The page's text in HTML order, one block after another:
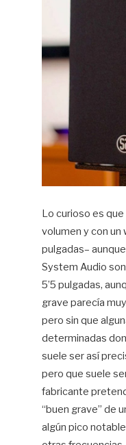
Lo curioso es
volumen y con un
pulgadas–
System Audio
5’5 pulgadas,
grave parecía
pero sin que
determinadas
suele ser así
pero que suele
fabricante
“buen grave” de
algún pico